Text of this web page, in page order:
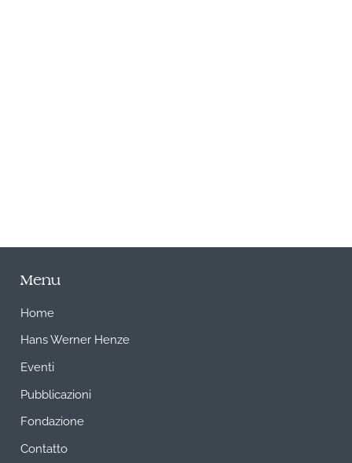
Menu
Home
Hans Werner Henze
Eventi
Pubblicazioni
Fondazione
Contatto